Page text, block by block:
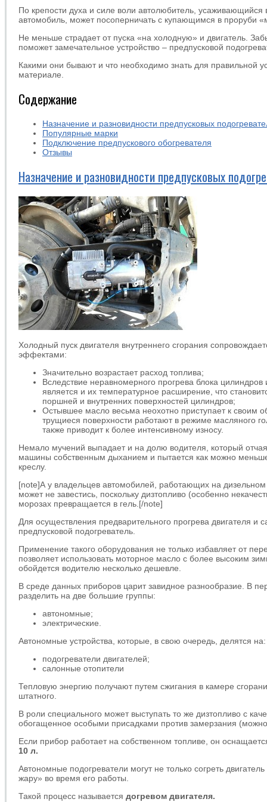
По крепости духа и силе воли автолюбитель,
автомобиль, может посоперничать с купающимся в проруби
Не меньше страдает от пуска «на холодную» и двигатель.
поможет замечательное устройство – предпусковой
Какими они бывают и что необходимо знать для правильной
материале.
Содержание
Назначение и разновидности предпусковых
Популярные марки
Подключение предпускового обогревателя
Отзывы
Назначение и разновидности предпусковых
Холодный пуск двигателя внутреннего сгорания
эффектами:
Значительно возрастает расход топлива;
Вследствие неравномерного прогрева блока
является и их температурное расширение, что
поршней и внутренних поверхностей цилиндров;
Остывшее масло весьма неохотно приступает к своим
трущиеся поверхности работают в режиме масляного
также приводит к более интенсивному износу.
Немало мучений выпадает и на долю водителя, который
машины собственным дыханием и пытается как можно
креслу.
[note]А у владельцев автомобилей, работающих на
может не завестись, поскольку дизтопливо (особенно
морозах превращается в гель.[/note]
Для осуществления предварительного прогрева двигателя и
предпусковой подогреватель.
Применение такого оборудования не только избавляет от
позволяет использовать моторное масло с более высоким
обойдется водителю несколько дешевле.
В среде данных приборов царит завидное разнообразие. В
разделить на две большие группы:
автономные;
электрические.
Автономные устройства, которые, в свою очередь, делятся на:
подогреватели двигателей;
салонные отопители
Тепловую энергию получают путем сжигания в камере
штатного.
В роли специального может выступать то же дизтопливо с
обогащенное особыми присадками против замерзания
Если прибор работает на собственном топливе, он
10 л.
Автономные подогреватели могут не только согреть
жару» во время его работы.
Такой процесс называется догревом двигателя.